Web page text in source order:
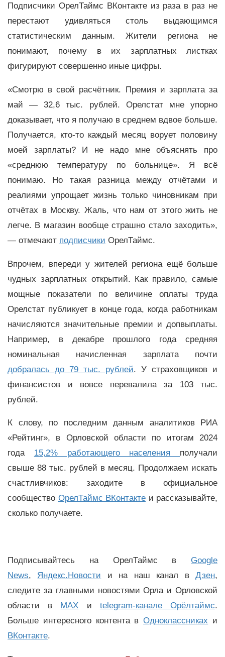
Подписчики ОрелТаймс ВКонтакте из раза в раз не
перестают удивляться столь выдающимся
статистическим данным. Жители региона не
понимают, почему в их зарплатных листках
фигурируют совершенно иные цифры.
«Смотрю в свой расчётник. Премия и зарплата за
май — 32,6 тыс. рублей. Орелстат мне упорно
доказывает, что я получаю в среднем вдвое больше.
Получается, кто-то каждый месяц ворует половину
моей зарплаты? И не надо мне объяснять про
«среднюю температуру по больнице». Я всё
понимаю. Но такая разница между отчётами и
реалиями упрощает жизнь только чиновникам при
отчётах в Москву. Жаль, что нам от этого жить не
легче. В магазин вообще страшно стало заходить»,
— отмечают подписчики ОрелТаймс.
Впрочем, впереди у жителей региона ещё больше
чудных зарплатных открытий. Как правило, самые
мощные показатели по величине оплаты труда
Орелстат публикует в конце года, когда работникам
начисляются значительные премии и допвыплаты.
Например, в декабре прошлого года средняя
номинальная начисленная зарплата почти
добралась до 79 тыс. рублей. У страховщиков и
финансистов и вовсе перевалила за 103 тыс.
рублей.
К слову, по последним данным аналитиков РИА
«Рейтинг», в Орловской области по итогам 2024
года 15,2% работающего населения получали
свыше 88 тыс. рублей в месяц. Продолжаем искать
счастливчиков: заходите в официальное
сообщество ОрелТаймс ВКонтакте и рассказывайте,
сколько получаете.
Подписывайтесь на ОрелТаймс в Google
News, Яндекс.Новости и на наш канал вДзен,
следите за главными новостями Орла и Орловской
области в MAX и telegram-канале Орёлтаймс.
Больше интересного контента вОдноклассниках и
ВКонтакте.